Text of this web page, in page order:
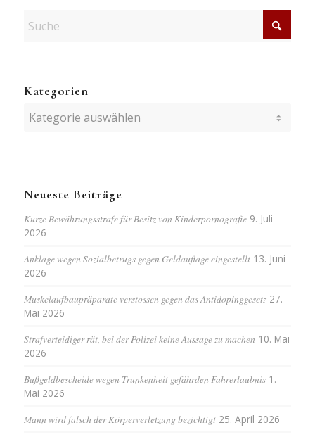
Kategorien
Kategorien
Neueste Beiträge
Kurze Bewährungsstrafe für Besitz von Kinderpornografie 9. Juli
2026
Anklage wegen Sozialbetrugs gegen Geldauflage eingestellt 13. Juni
2026
Muskelaufbaupräparate verstossen gegen das Antidopinggesetz 27.
Mai 2026
Strafverteidiger rät, bei der Polizei keine Aussage zu machen 10. Mai
2026
Bußgeldbescheide wegen Trunkenheit gefährden Fahrerlaubnis 1.
Mai 2026
Mann wird falsch der Körperverletzung bezichtigt 25. April 2026